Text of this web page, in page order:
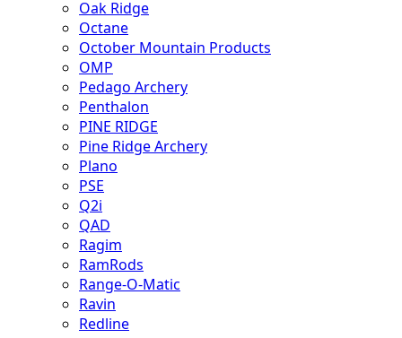
Oak Ridge
Octane
October Mountain Products
OMP
Pedago Archery
Penthalon
PINE RIDGE
Pine Ridge Archery
Plano
PSE
Q2i
QAD
Ragim
RamRods
Range-O-Matic
Ravin
Redline